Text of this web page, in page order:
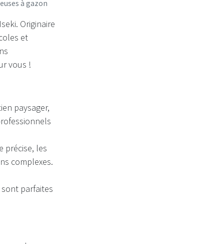
à gazon
Originaire
et
vous !
paysager,
précise, les
complexes.
parfaites